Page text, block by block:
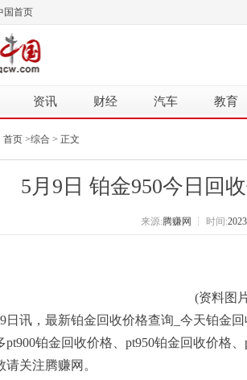
国首页
资讯 财经 汽车 教育
首页 >综合 > 正文
5月9日 铂金950今日回
来源:腾赚网 ┆ 时间:
(资料图
日讯，最新铂金回收价格查询_今天铂金
pt900铂金回收价格、pt950铂金回收价格
请关注腾赚网。